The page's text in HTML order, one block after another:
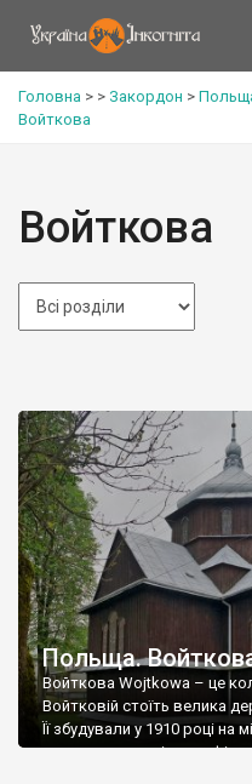
Головна > > Закордон >
Войткова
Войткова
Польща.
Войткова Wojtkowa – це
Войтковій стоїть велика
Її збудували у 1910 році на
церкви польські